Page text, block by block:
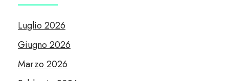
Luglio 2026
Giugno 2026
Marzo 2026